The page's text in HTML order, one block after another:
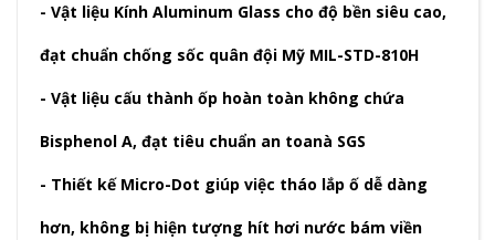
- Vật liệu Kính Aluminum Glass cho độ bền siêu cao,
đạt chuẩn chống sốc quân đội Mỹ MIL-STD-810H
- Vật liệu cấu thành ốp hoàn toàn không chứa
Bisphenol A, đạt tiêu chuẩn an toanà SGS
- Thiết kế Micro-Dot giúp việc tháo lắp ố dễ dàng
hơn, không bị hiện tượng hít hơi nước bám viền